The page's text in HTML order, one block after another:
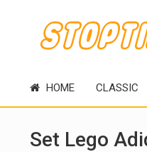
HOME CLASSIC
Set Lego